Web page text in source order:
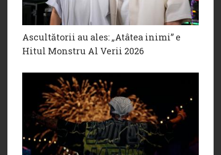
Ascultătorii au ales: „Atâtea inimi” e
Hitul Monstru Al Verii 2026